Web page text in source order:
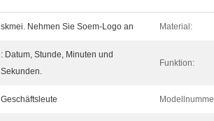
skmei. Nehmen Sie Soem-Logo an Material:
: Datum, Stunde, Minuten und
Sekunden.
Funktion:
Geschäftsleute